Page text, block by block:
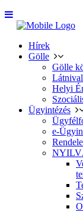
Hírek
Gölle
Gölle
Helyi
Ügyintézés
e-